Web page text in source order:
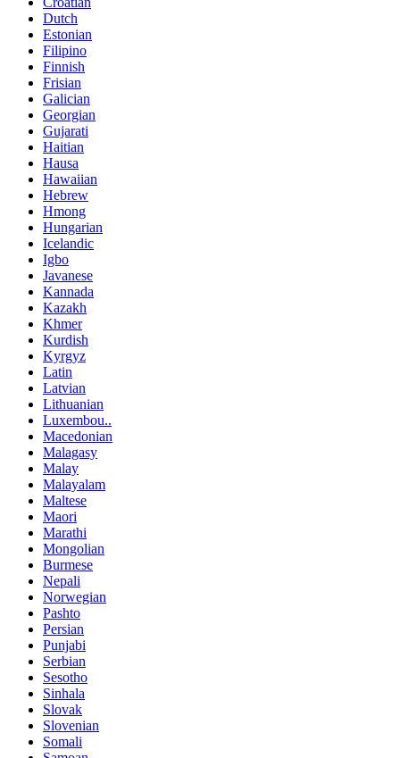
Dutch
Estonian
Filipino
Finnish
Frisian
Galician
Georgian
Gujarati
Haitian
Hausa
Hawaiian
Hebrew
Hmong
Hungarian
Icelandic
Igbo
Javanese
Kannada
Kazakh
Khmer
Kurdish
Kyrgyz
Latin
Latvian
Lithuanian
Luxembou..
Macedonian
Malagasy
Malay
Malayalam
Maltese
Maori
Marathi
Mongolian
Burmese
Nepali
Norwegian
Pashto
Persian
Punjabi
Serbian
Sesotho
Sinhala
Slovak
Slovenian
Somali